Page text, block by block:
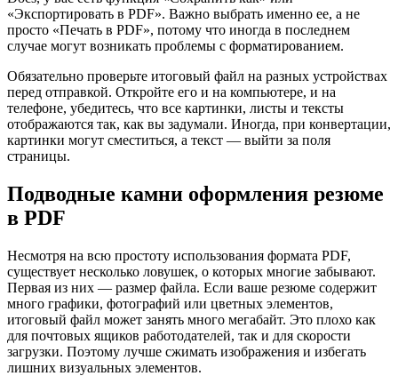
«Экспортировать в PDF». Важно выбрать именно ее, а не
просто «Печать в PDF», потому что иногда в последнем
случае могут возникать проблемы с форматированием.
Обязательно проверьте итоговый файл на разных устройствах
перед отправкой. Откройте его и на компьютере, и на
телефоне, убедитесь, что все картинки, листы и тексты
отображаются так, как вы задумали. Иногда, при конвертации,
картинки могут сместиться, а текст — выйти за поля
страницы.
Подводные камни оформления резюме
в PDF
Несмотря на всю простоту использования формата PDF,
существует несколько ловушек, о которых многие забывают.
Первая из них — размер файла. Если ваше резюме содержит
много графики, фотографий или цветных элементов,
итоговый файл может занять много мегабайт. Это плохо как
для почтовых ящиков работодателей, так и для скорости
загрузки. Поэтому лучше сжимать изображения и избегать
лишних визуальных элементов.